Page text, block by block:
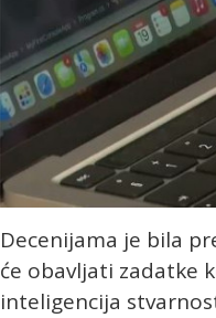
Decenijama je bila
će obavljati zadatke
inteligencija